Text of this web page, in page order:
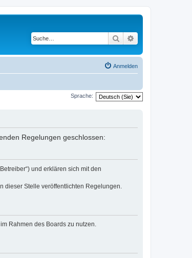
Suche
Anmelden
Sprache:
Regelungen geschlossen:
und erklären sich mit den
dieser Stelle veröffentlichten Regelungen.
Rahmen des Boards zu nutzen.